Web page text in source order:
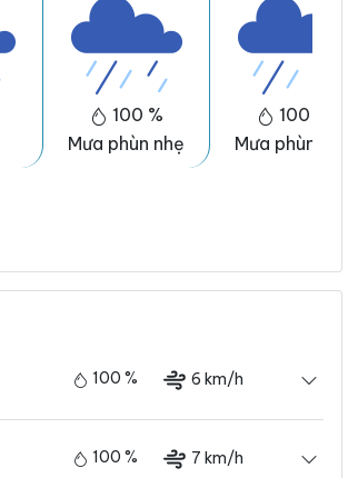
100 %
Mưa phùn nhẹ
100 %
Mưa phùn nhẹ
100 % 6 km/h
100 % 7 km/h